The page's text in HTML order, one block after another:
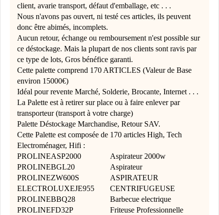
client, avarie transport, défaut d'emballage, etc . . .
Nous n'avons pas ouvert, ni testé ces articles, ils peuvent
donc être abimés, incomplets.
Aucun retour, échange ou remboursement n'est possible sur
ce déstockage. Mais la plupart de nos clients sont ravis par
ce type de lots, Gros bénéfice garanti.
Cette palette comprend 170 ARTICLES (Valeur de Base
environ 15000€)
Idéal pour revente Marché, Solderie, Brocante, Internet . . .
La Palette est à retirer sur place ou à faire enlever par
transporteur (transport à votre charge)
Palette Déstockage Marchandise, Retour SAV.
Cette Palette est composée de 170 articles High, Tech
Electroménager, Hifi :
PROLINEASP2000
Aspirateur 2000w
PROLINEBGL20
Aspirateur
PROLINEZW600S
ASPIRATEUR
ELECTROLUXEJE955
CENTRIFUGEUSE
PROLINEBBQ28
Barbecue electrique
PROLINEFD32P
Friteuse Professionnelle